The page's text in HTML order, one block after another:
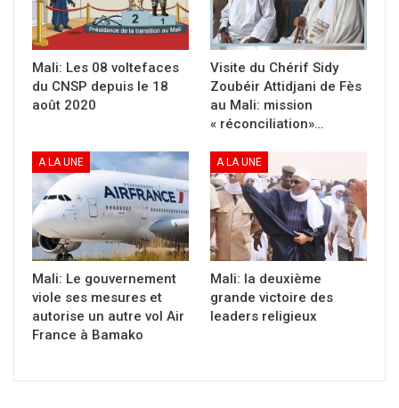
Cliquer
pour
imprimer(ouvre
dans
une
nouvelle
fenêtre)
Mali: Les 08 voltefaces
du CNSP depuis le 18
août 2020
Visite du Chérif Sidy
Zoubéir Attidjani de Fès
au Mali: mission
« réconciliation»…
A LA UNE
Mali: Le gouvernement
viole ses mesures et
autorise un autre vol Air
France à Bamako
A LA UNE
Mali: la deuxième
grande victoire des
leaders religieux